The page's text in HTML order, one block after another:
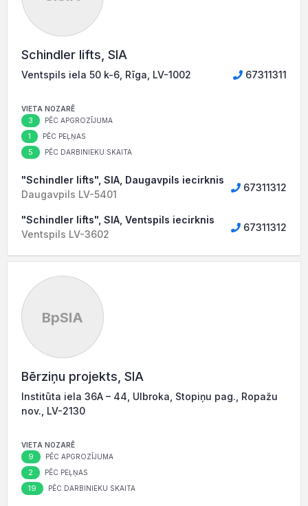
Schindler lifts, SIA
Ventspils iela 50 k-6, Rīga, LV-1002 67311311
VIETA NOZARĒ
3 PĒC APGROZĪJUMA
1 PĒC PEĻŅAS
5 PĒC DARBINIEKU SKAITA
"Schindler lifts", SIA, Daugavpils iecirknis
Daugavpils LV-5401
67311312
"Schindler lifts", SIA, Ventspils iecirknis
Ventspils LV-3602
67311312
BpSIA
Bērziņu projekts, SIA
Institūta iela 36A – 44, Ulbroka, Stopiņu pag., Ropažu
nov., LV-2130
VIETA NOZARĒ
9 PĒC APGROZĪJUMA
2 PĒC PEĻŅAS
19 PĒC DARBINIEKU SKAITA